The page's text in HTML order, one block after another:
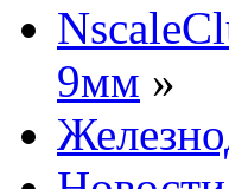
9мм »